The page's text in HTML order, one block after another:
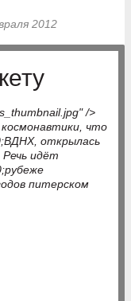
2012
/>
что
открылась
идёт
питерском